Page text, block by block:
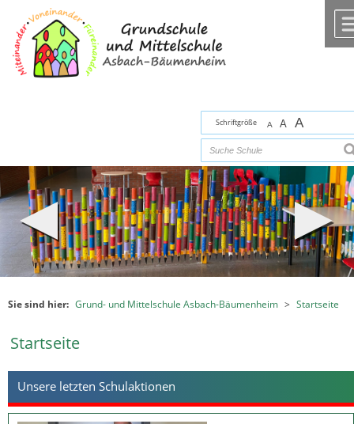
Zum Inhalt,
Schriftgröße A A A
Sie sind hier: Grund- und Mittelschule Asbach-Bäumenheim > Startseite
Startseite
Unsere letzten Schulaktionen